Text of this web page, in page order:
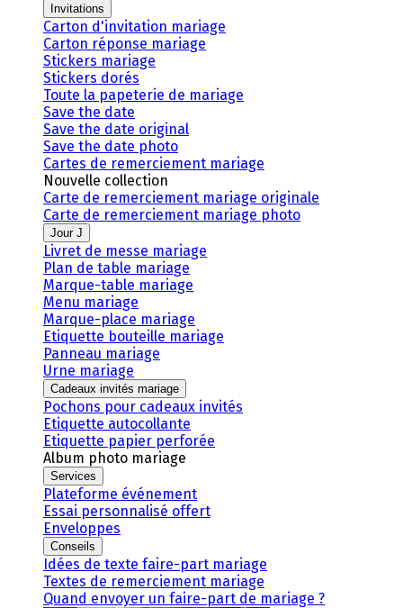
Invitations
Carton d'invitation mariage
Carton réponse mariage
Stickers mariage
Stickers dorés
Toute la papeterie de mariage
Save the date
Save the date original
Save the date photo
Cartes de remerciement mariage
Nouvelle collection
Carte de remerciement mariage originale
Carte de remerciement mariage photo
Jour J
Livret de messe mariage
Plan de table mariage
Marque-table mariage
Menu mariage
Marque-place mariage
Etiquette bouteille mariage
Panneau mariage
Urne mariage
Cadeaux invités mariage
Pochons pour cadeaux invités
Etiquette autocollante
Etiquette papier perforée
Album photo mariage
Services
Plateforme événement
Essai personnalisé offert
Enveloppes
Conseils
Idées de texte faire-part mariage
Textes de remerciement mariage
Quand envoyer un faire-part de mariage ?